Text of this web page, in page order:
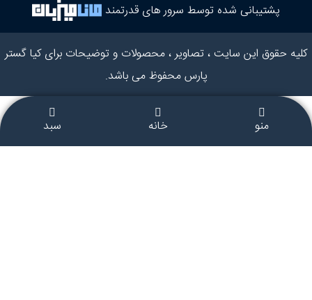
پشتیبانی شده توسط سرور های قدرتمند
کلیه حقوق این سایت ، تصاویر ، محصولات و توضیحات برای کیا گستر
پارس محفوظ می باشد.
منو خانه سبد